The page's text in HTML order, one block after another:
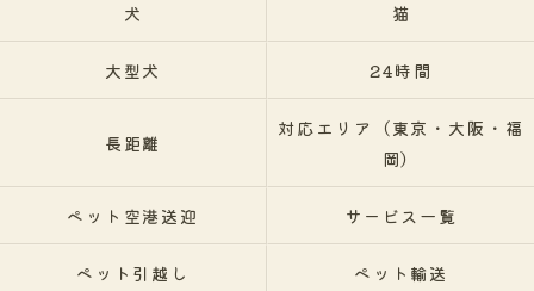
犬 猫
大型犬 24時間
長距離
対応エリア（東京・大阪・福
岡）
ペット空港送迎 サービス一覧
ペット引越し ペット輸送